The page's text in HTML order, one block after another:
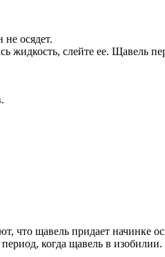
осядет.
жидкость, слейте ее. Щавель
что щавель придает начинке
когда щавель в изобилии.